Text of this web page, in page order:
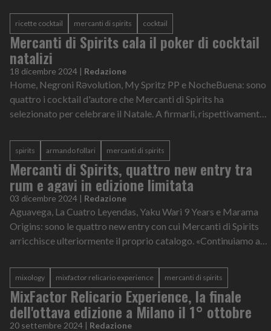
ricette cocktail mercanti di spirits cocktail
Mercanti di Spirits cala il poker di cocktail
natalizi
18 dicembre 2024 | Redazione
Home, Negroni Rəvolution, My Spritz PP e NocheBuena: sono
quattro i cocktail d'autore che Mercanti di Spirits ha
selezionato per celebrare il Natale. A firmarli, rispettivamente,
spirits armando follari mercanti di spirits
Mercanti di Spirits, quattro new entry tra
rum e agavi in edizione limitata
03 dicembre 2024 | Redazione
Aguavega, La Cuatro Leyendas, Yaku Wari 9 Years e Marama
Origins: sono le quattro new entry con cui Mercanti di Spirits
arricchisce ulteriormente il proprio catalogo. «Continuiamo a
mixology mixfactor relicario experience mercanti di spirits
MixFactor Relicario Experience, la finale
dell'ottava edizione a Milano il 1° ottobre
20 settembre 2024 | Redazione